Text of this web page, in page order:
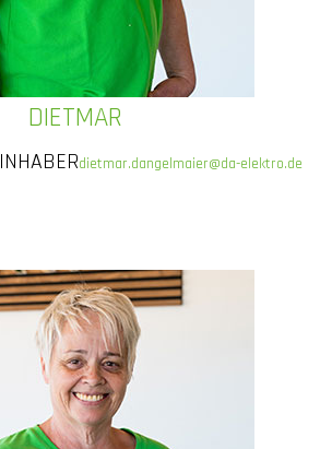
DIETMAR
INHABERdietmar.dangelmaier@da-elektro.de